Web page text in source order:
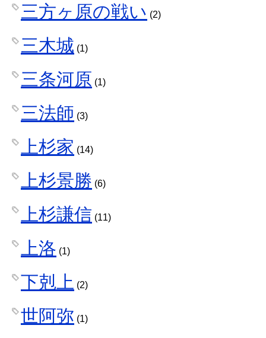
三方ヶ原の戦い (2)
三木城 (1)
三条河原 (1)
三法師 (3)
上杉家 (14)
上杉景勝 (6)
上杉謙信 (11)
上洛 (1)
下剋上 (2)
世阿弥 (1)